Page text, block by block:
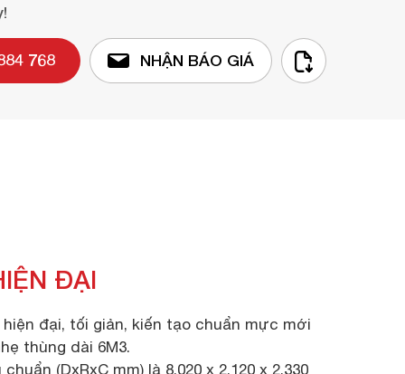
768 NHẬN BÁO GIÁ
ĐẠI
đại, tối giản, kiến tạo chuẩn mực mới
thùng dài 6M3.
(DxRxC mm) là 8.020 x 2.120 x 2.330